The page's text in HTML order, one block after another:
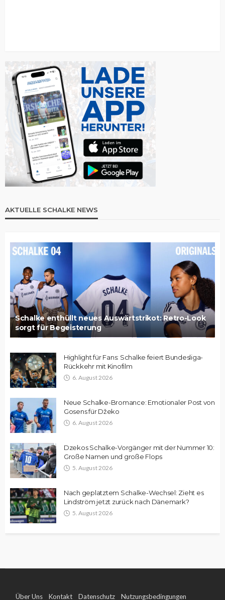
AKTUELLE SCHALKE NEWS
Schalke enthüllt neues Auswärtstrikot: Retro-Look
sorgt für Begeisterung
Highlight für Fans: Schalke feiert Bundesliga-
Rückkehr mit Kinofilm
6. August 2026
Neue Schalke-Bromance: Emotionaler Post von
Gosens für Džeko
6. August 2026
Dzekos Schalke-Vorgänger mit der Nummer 10:
Große Namen und große Flops
5. August 2026
Nach geplatztem Schalke-Wechsel: Zieht es
Lindström jetzt zurück nach Dänemark?
5. August 2026
Über Uns Kontakt Datenschutz Nutzungsbedingungen